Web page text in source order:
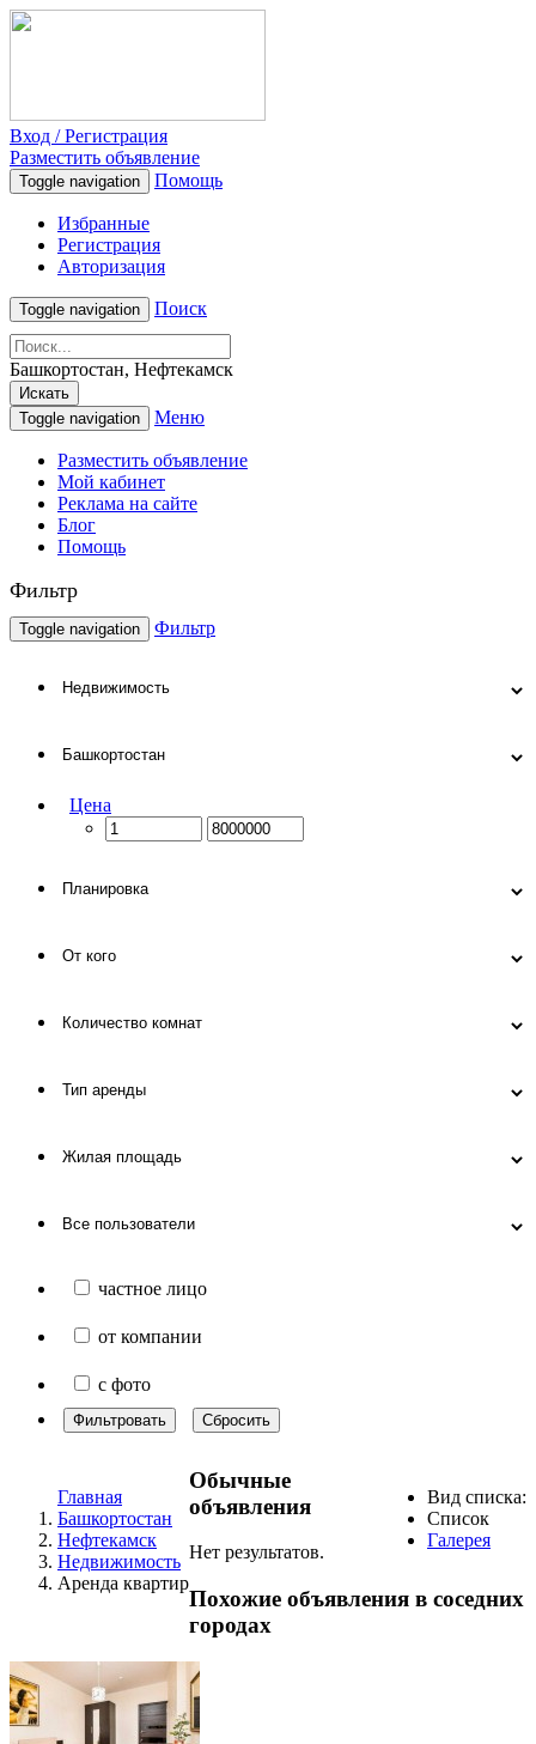
Вход / Регистрация
Разместить объявление
Toggle navigation Помощь
Избранные
Регистрация
Авторизация
Toggle navigation Поиск
Башкортостан, Нефтекамск
Искать
Toggle navigation
Меню
Разместить объявление
Мой кабинет
Реклама на сайте
Блог
Помощь
Фильтр
Toggle navigation Фильтр
Цена
частное лицо
от компании
с фото
Фильтровать Сбросить
Главная
Башкортостан
Нефтекамск
Недвижимость
Аренда квартир
Вид списка:
Список
Галерея
Обычные
объявления
Нет результатов.
Похожие объявления в соседних
городах